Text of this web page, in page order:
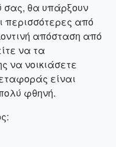
σας, θα υπάρξουν
περισσότερες από
απόσταση από
να τα
να νοικιάσετε
είναι
φθηνή.